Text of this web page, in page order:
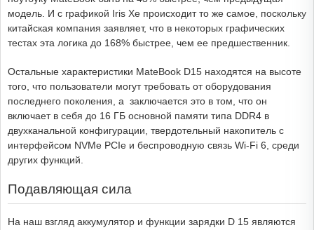
модель. И с графикой Iris Xe происходит то же самое, поскольку
китайская компания заявляет, что в некоторых графических
тестах эта логика до 168% быстрее, чем ее предшественник.
Остальные характеристики MateBook D15 находятся на высоте
того, что пользователи могут требовать от оборудования
последнего поколения, а заключается это в том, что он
включает в себя до 16 ГБ основной памяти типа DDR4 в
двухканальной конфигурации, твердотельный накопитель с
интерфейсом NVMe PCIe и беспроводную связь Wi-Fi 6, среди
других функций.
Подавляющая сила
На наш взгляд аккумулятор и функции зарядки D 15 являются